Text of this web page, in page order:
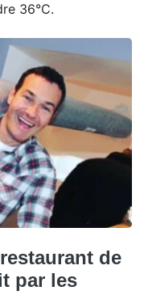
36°C.
de
par les